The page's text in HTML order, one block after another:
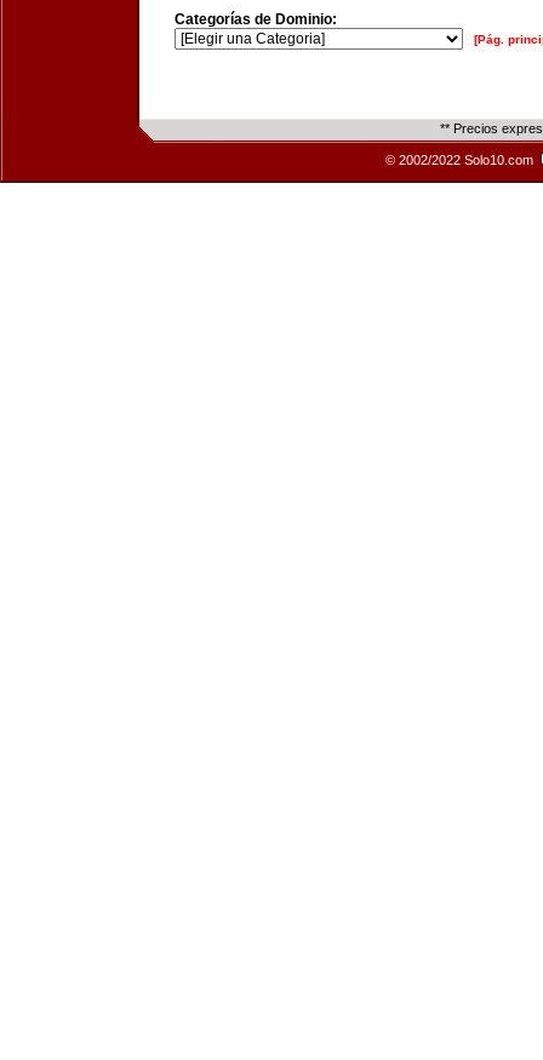
Categorías de Dominio:
[Pág.
** Precios
© 2002/2022 Solo10.com